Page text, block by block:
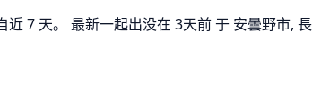
7 天。 最新一起出没在 3天前 于 安曇野市, 長